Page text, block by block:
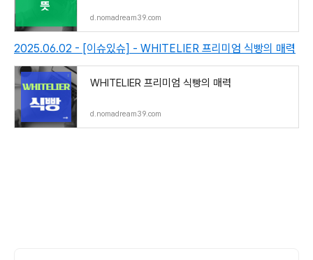
d.nomadream39.com
2025.06.02 - [이슈있슈] - WHITELIER 프리미엄 식빵의 매력
WHITELIER 프리미엄 식빵의 매력
d.nomadream39.com